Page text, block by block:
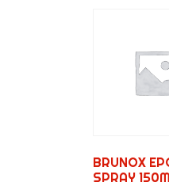
BRUNOX
SPRAY